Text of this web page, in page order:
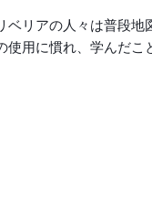
ベリアの人々は普段
使用に慣れ、学んだこ